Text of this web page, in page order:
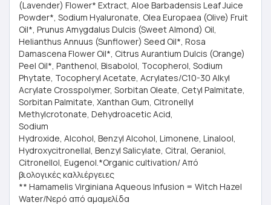
(Lavender) Flower* Extract, Aloe Barbadensis Leaf Juice
Powder*, Sodium Hyaluronate, Olea Europaea (Olive) Fruit
Oil*, Prunus Amygdalus Dulcis (Sweet Almond) Oil,
Helianthus Annuus (Sunflower) Seed Oil*, Rosa
Damascena Flower Oil*, Citrus Aurantium Dulcis (Orange)
Peel Oil*, Panthenol, Bisabolol, Tocopherol, Sodium
Phytate, Tocopheryl Acetate, Acrylates/C10-30 Alkyl
Acrylate Crosspolymer, Sorbitan Oleate, Cetyl Palmitate,
Sorbitan Palmitate, Xanthan Gum, Citronellyl
Methylcrotonate, Dehydroacetic Acid,
Sodium
Hydroxide, Alcohol, Benzyl Alcohol, Limonene, Linalool,
Hydroxycitronellal, Benzyl Salicylate, Citral, Geraniol,
Citronellol, Eugenol.*Organic cultivation/ Από
βιολογικές καλλιέργειες
** Hamamelis Virginiana Aqueous Infusion = Witch Hazel
Water/Νερό από αμαμελίδα